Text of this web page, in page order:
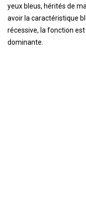
yeux bleus, hérités de
avoir la caractéristique
récessive, la fonction
dominante.